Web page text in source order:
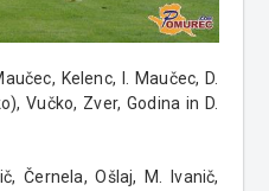
Kelenc, I. Maučec, D.
Vučko, Zver, Godina in D.
Černela, Ošlaj, M. Ivanič,